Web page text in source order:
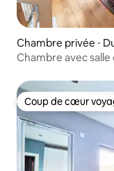
Chambre privée ⋅
Chambre avec salle
Coup de cœur
Coup de cœur